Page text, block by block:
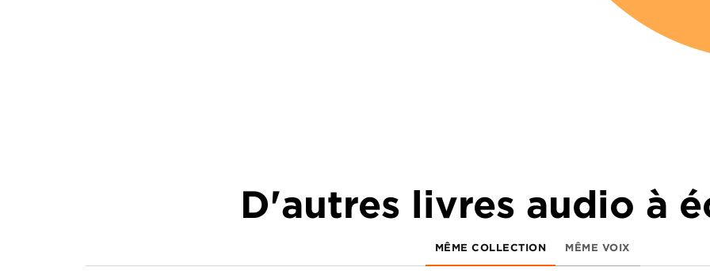
D'autres livres audio à
MÊME COLLECTION MÊME VOIX